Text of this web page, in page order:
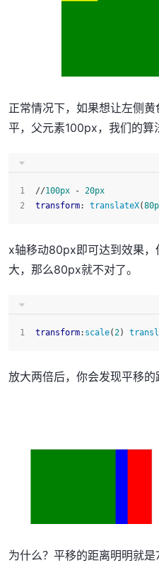
正常情况下，如果想让左侧
平，父元素100px，我们的算
//100px - 20px
transform: translateX(
x轴移动80px即可达到效果
大，那么80px就不对了。
transform: scale( 2)
放大两倍后，你会发现平移的
为什么？平移的距离明明就是